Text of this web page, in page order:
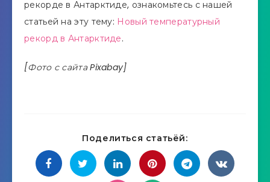
рекорде в Антарктиде, ознакомьтесь с нашей
статьей на эту тему: Новый температурный
рекорд в Антарктиде.
[Фото с сайта Pixabay]
Поделиться статьёй: